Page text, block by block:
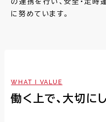
の連携を行い、安全・定時
に努めています。
WHAT I VALUE
働く上で、大切に